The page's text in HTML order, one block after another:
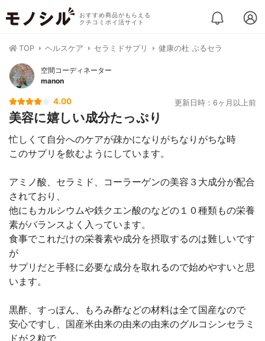
おすすめ商品がもらえる
クチコミポイ活サイト
TOP ヘルスケア セラミドサプリ 健康の杜 ぷるセラ
空間コーディネーター
manon
4.00 更新日時：6ヶ月以上前
美容に嬉しい成分たっぷり
忙しくて自分へのケアが疎かになりがちなりがちな時
このサプリを飲むようにしています。
アミノ酸、セラミド、コーラーゲンの美容３大成分が配合
されており、
他にもカルシウムや鉄クエン酸のなどの１０種類もの栄養
素がバランスよく入っています。
食事でこれだけの栄養素や成分を摂取するのは難しいです
が
サプリだと手軽に必要な成分を取れるので始めやすいと思
います。
黒酢、すっぽん、もろみ酢などの材料は全て国産なので
安心ですし、国産米由来の由来の由来のグルコシンセラミ
ドが２粒で